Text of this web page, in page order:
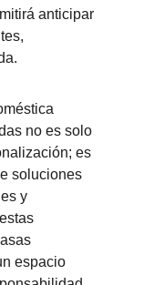
anticipar
no es solo
es
soluciones
y
espacio